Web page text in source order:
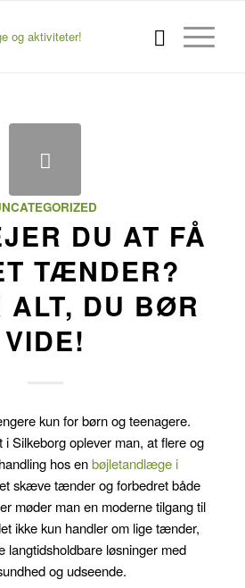
og aktiviteter!
DU AT FÅ
TÆNDER?
ALT, DU BØR
VIDE!
kun for børn og teenagere.
Silkeborg oplever man, at flere og
hos enbøjletandlæge i
skæve tænder og forbedret både
møder man en moderne tilgang til
ikke kun handler om lige tænder,
langtidsholdbare løsninger med
og udseende.